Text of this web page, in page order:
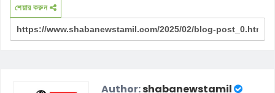
শেয়ার করুন
Author:shabanewstamil